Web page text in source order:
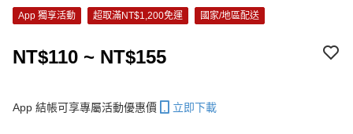
App 獨享活動 超取滿NT$1,200免運 國家/地區配送
NT$110 ~ NT$155
App 結帳可享專屬活動優惠價 立即下載